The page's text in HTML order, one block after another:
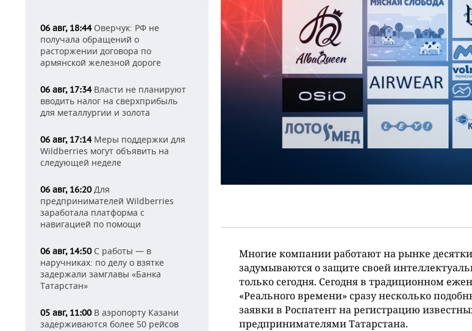
06 авг, 18:44Оверчук: РФ не
получала обращений о
расторжении договора по
армянской железной дороге
06 авг, 17:34Власти не планируют
вводить налог на сверхприбыль
для металлургии и золота
06 авг, 17:14Меры поддержки для
Wildberries могут объявить на
следующей неделе
06 авг, 16:20Для
предпринимателей Wildberries
заработала платформа с
навигацией по помощи
06 авг, 14:50С работы — в
наручниках: по делу о взятке
задержали замглавы «Банка
Татарстан»
05 авг, 11:00В аэропорту Казани
задерживаются более 50 рейсов
Многие компании работают на рынке
задумываются о защите своей
только сегодня. Сегодня в традиционном
«Реального времени» сразу несколько
заявки в Роспатент на регистрацию
предпринимателями Татарстана.